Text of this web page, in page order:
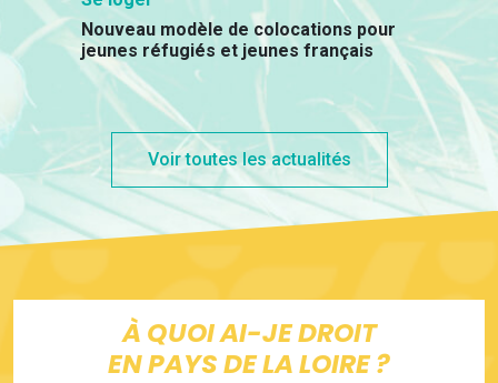
Nouveau modèle de colocations pour
jeunes réfugiés et jeunes français
Voir toutes les actualités
À QUOI AI-JE DROIT
EN PAYS DE LA LOIRE ?